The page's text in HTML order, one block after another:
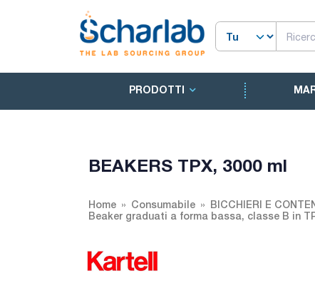
PRODOTTI
BEAKERS TPX, 3000 ml
Home Consumabile
BICCHIERI E
Beaker graduati a forma bassa, classe B in